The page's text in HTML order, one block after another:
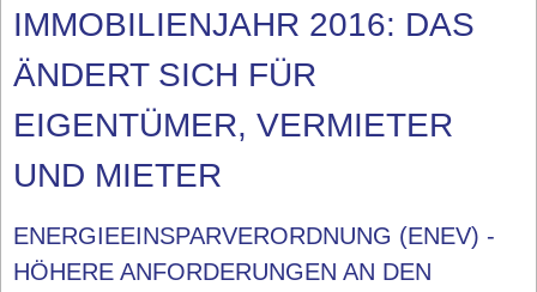
IMMOBILIENJAHR 2016: DAS
ÄNDERT SICH FÜR
EIGENTÜMER, VERMIETER
UND MIETER
ENERGIEEINSPARVERORDNUNG (ENEV) -
HÖHERE ANFORDERUNGEN AN DEN